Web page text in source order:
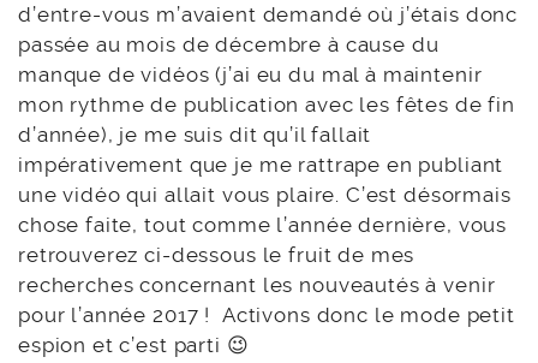
d’entre-vous m’avaient demandé où j’étais donc
passée au mois de décembre à cause du
manque de vidéos (j’ai eu du mal à maintenir
mon rythme de publication avec les fêtes de fin
d’année), je me suis dit qu’il fallait
impérativement que je me rattrape en publiant
une vidéo qui allait vous plaire. C’est désormais
chose faite, tout comme l’année dernière, vous
retrouverez ci-dessous le fruit de mes
recherches concernant les nouveautés à venir
pour l’année 2017 ! Activons donc le mode petit
espion et c’est parti 😉